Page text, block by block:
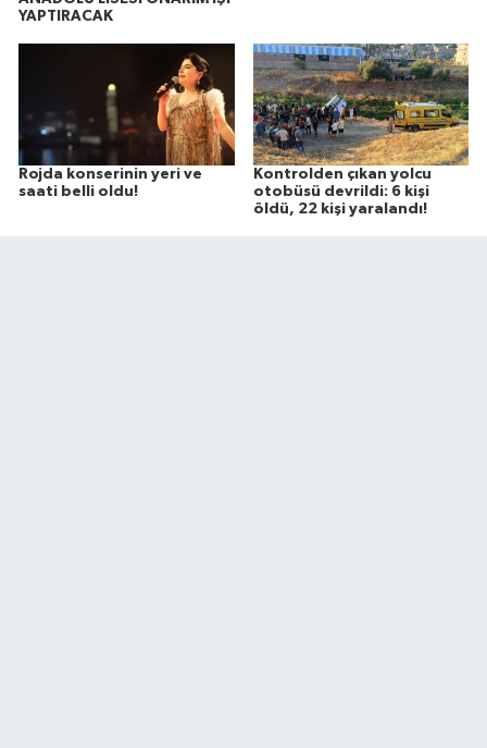
YAPTIRACAK
Rojda konserinin yeri ve
saati belli oldu!
Kontrolden çıkan yolcu
otobüsü devrildi: 6 kişi
öldü, 22 kişi yaralandı!